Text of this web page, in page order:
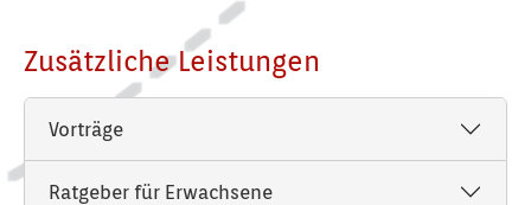
Zusätzliche Leistungen
Vorträge
Ratgeber für Erwachsene